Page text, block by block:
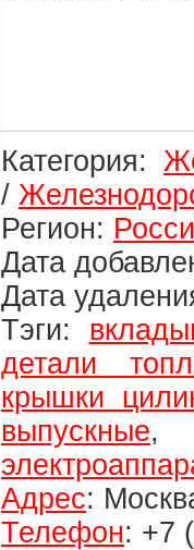
Категория:
/
Регион:
Дата
Дата
Тэги:
детали
крышки
выпускные
Адрес:
Телефон: +7